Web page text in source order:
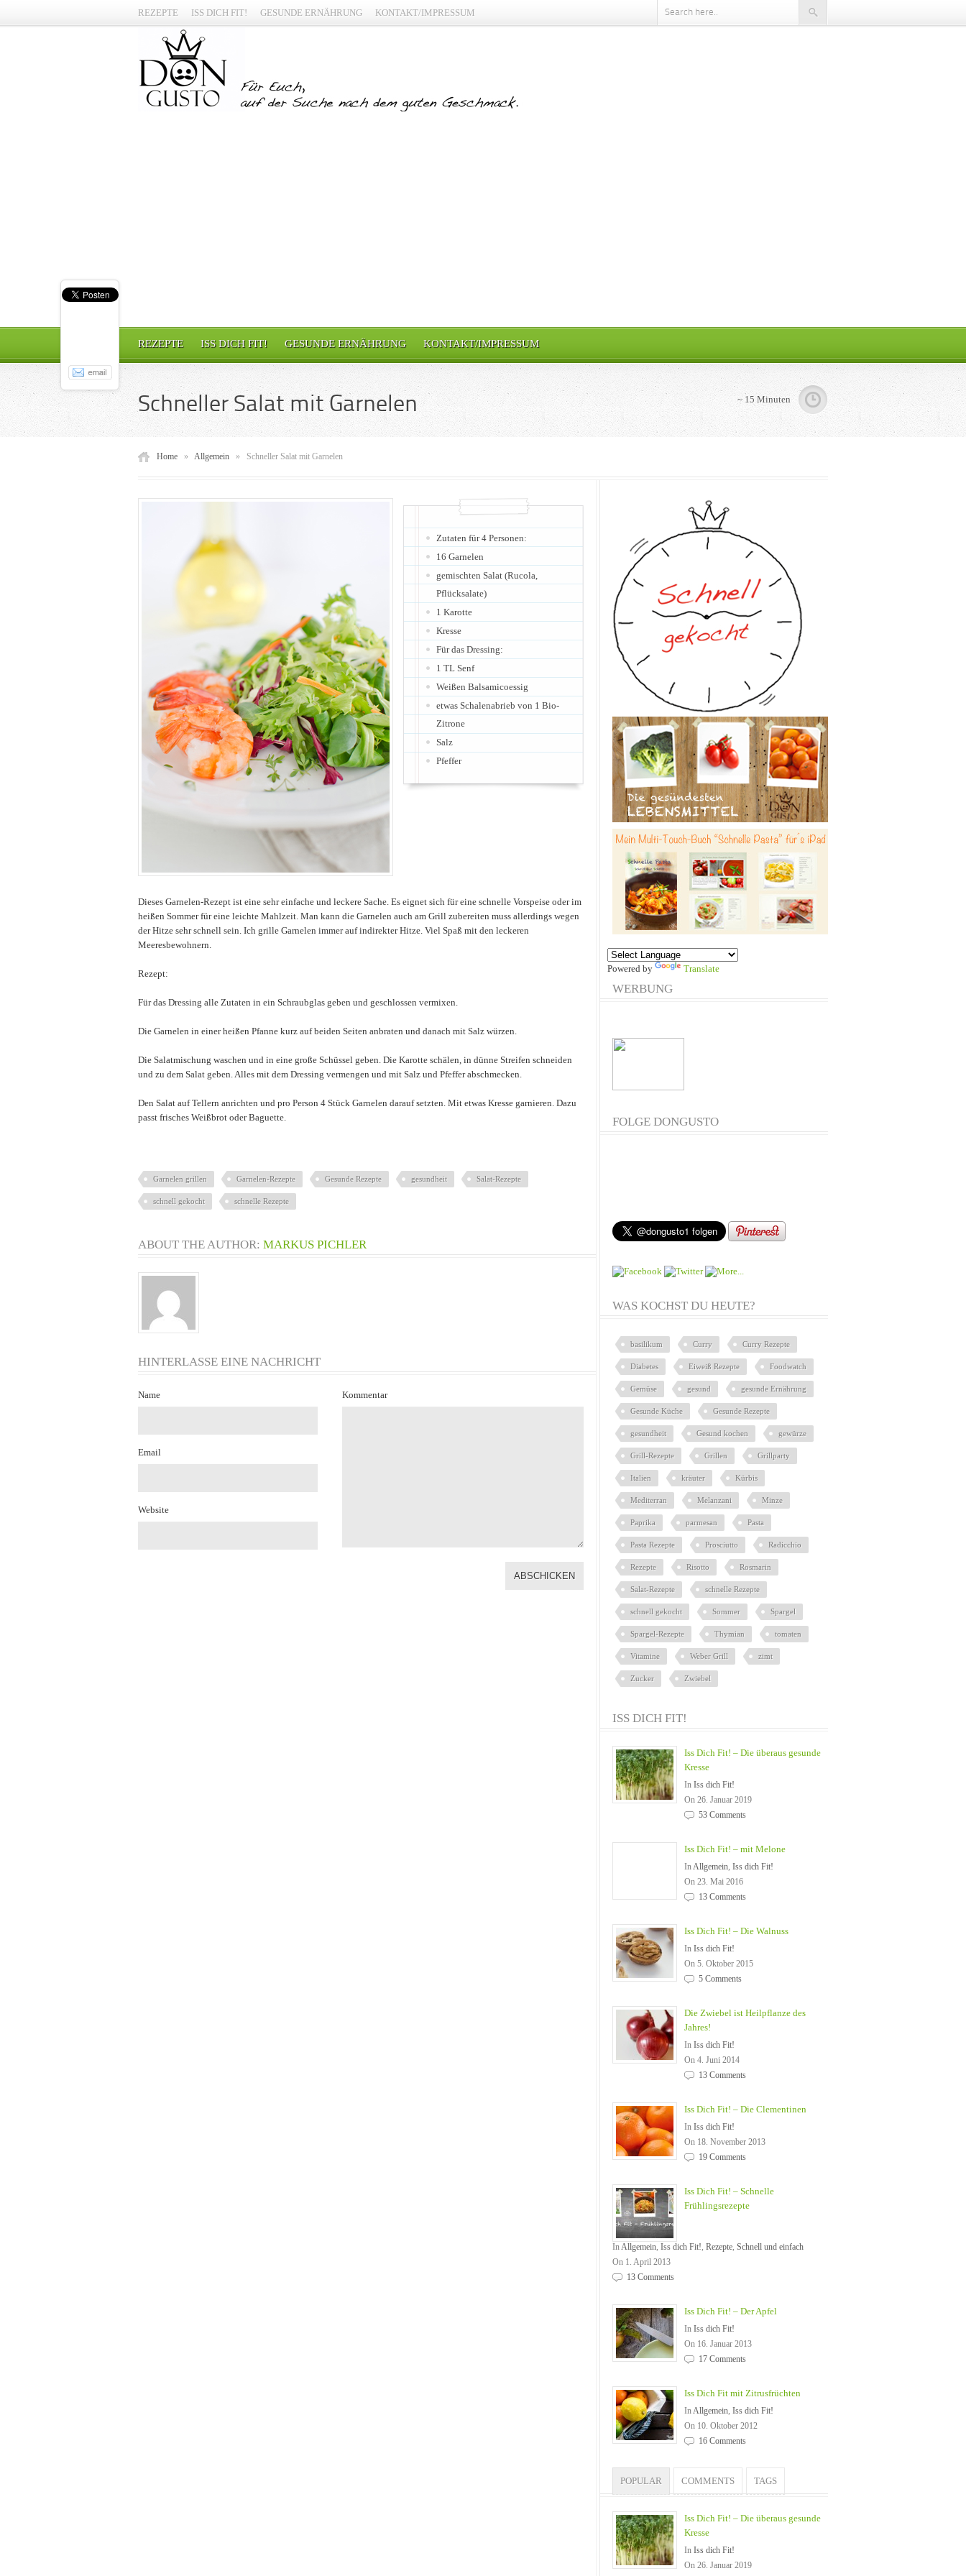
REZEPTE ISS DICH FIT! GESUNDE ERNÄHRUNG KONTAKT/IMPRESSUM
REZEPTE ISS DICH FIT! GESUNDE ERNÄHRUNG KONTAKT/IMPRESSUM
Schneller Salat mit Garnelen ~ 15 Minuten
Home » Allgemein » Schneller Salat mit Garnelen
Zutaten für 4 Personen:
16 Garnelen
gemischten Salat (Rucola,
Pflücksalate)
1 Karotte
Kresse
Für das Dressing:
1 TL Senf
Weißen Balsamicoessig
etwas Schalenabrieb von 1 Bio-
Zitrone
Salz
Pfeffer
Dieses Garnelen-Rezept ist eine sehr einfache und leckere Sache. Es eignet sich für eine schnelle Vorspeise oder im
heißen Sommer für eine leichte Mahlzeit. Man kann die Garnelen auch am Grill zubereiten muss allerdings wegen
der Hitze sehr schnell sein. Ich grille Garnelen immer auf indirekter Hitze. Viel Spaß mit den leckeren
Meeresbewohnern.
Rezept:
Für das Dressing alle Zutaten in ein Schraubglas geben und geschlossen vermixen.
Die Garnelen in einer heißen Pfanne kurz auf beiden Seiten anbraten und danach mit Salz würzen.
Die Salatmischung waschen und in eine große Schüssel geben. Die Karotte schälen, in dünne Streifen schneiden
und zu dem Salat geben. Alles mit dem Dressing vermengen und mit Salz und Pfeffer abschmecken.
Den Salat auf Tellern anrichten und pro Person 4 Stück Garnelen darauf setzten. Mit etwas Kresse garnieren. Dazu
passt frisches Weißbrot oder Baguette.
Garnelen grillen Garnelen-Rezepte Gesunde Rezepte gesundheit Salat-Rezepte
schnell gekocht schnelle Rezepte
ABOUT THE AUTHOR: MARKUS PICHLER
HINTERLASSE EINE NACHRICHT
Name
Email
Website
Kommentar
Powered by Translate
WERBUNG
FOLGE DONGUSTO
WAS KOCHST DU HEUTE?
basilikum Curry Curry Rezepte
Diabetes Eiweiß Rezepte Foodwatch
Gemüse gesund gesunde Ernährung
Gesunde Küche Gesunde Rezepte
gesundheit Gesund kochen gewürze
Grill-Rezepte Grillen Grillparty
Italien kräuter Kürbis
Mediterran Melanzani Minze
Paprika parmesan Pasta
Pasta Rezepte Prosciutto Radicchio
Rezepte Risotto Rosmarin
Salat-Rezepte schnelle Rezepte
schnell gekocht Sommer Spargel
Spargel-Rezepte Thymian tomaten
Vitamine Weber Grill zimt
Zucker Zwiebel
ISS DICH FIT!
Iss Dich Fit! – Die überaus gesunde
Kresse
In Iss dich Fit!
On 26. Januar 2019
53 Comments
Iss Dich Fit! – mit Melone
InAllgemein, Iss dich Fit!
On 23. Mai 2016
13 Comments
Iss Dich Fit! – Die Walnuss
In Iss dich Fit!
On 5. Oktober 2015
5 Comments
Die Zwiebel ist Heilpflanze des
Jahres!
In Iss dich Fit!
On 4. Juni 2014
13 Comments
Iss Dich Fit! – Die Clementinen
In Iss dich Fit!
On 18. November 2013
19 Comments
Iss Dich Fit! – Schnelle
Frühlingsrezepte
InAllgemein, Iss dich Fit!, Rezepte, Schnell und einfach
On 1. April 2013
13 Comments
Iss Dich Fit! – Der Apfel
In Iss dich Fit!
On 16. Januar 2013
17 Comments
Iss Dich Fit mit Zitrusfrüchten
InAllgemein, Iss dich Fit!
On 10. Oktober 2012
16 Comments
POPULAR COMMENTS TAGS
Iss Dich Fit! – Die überaus gesunde
Kresse
In Iss dich Fit!
On 26. Januar 2019